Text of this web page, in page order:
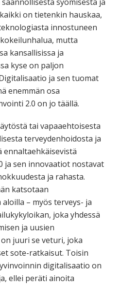
on tietenkin hauskaa,
innostuneen
mutta
kansallisissa ja
kyse on paljon
ja sen tuomat
enemmän osa
2.0 on jo täällä.
tai vapaaehtoisesta
terveydenhoidosta ja
ennaltaehkäisevistä
ja sen innovaatiot nostavat
ja rahasta.
katsotaan
– myös terveys- ja
joka yhdessä
ja uusien
juuri se veturi, joka
sote-ratkaisut. Toisin
digitalisaatio on
ellei peräti ainoita